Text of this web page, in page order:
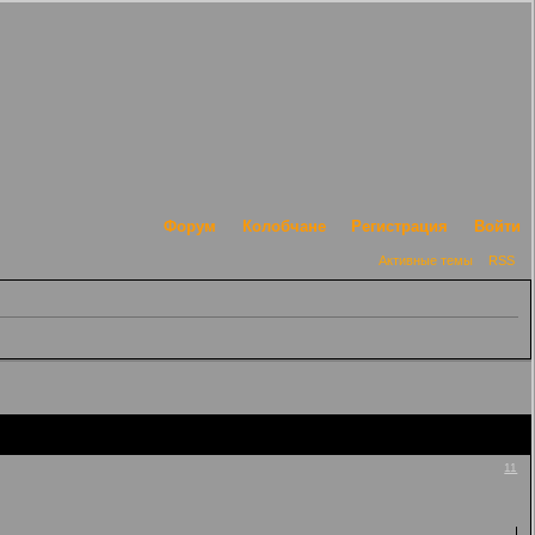
Форум Колобчане Регистрация Войти
Активные темы RSS
11